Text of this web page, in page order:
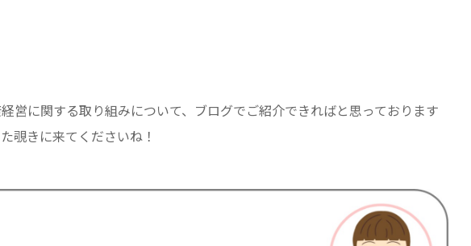
営に関する取り組みについて、ブログでご紹介できればと思っております
覗きに来てくださいね！